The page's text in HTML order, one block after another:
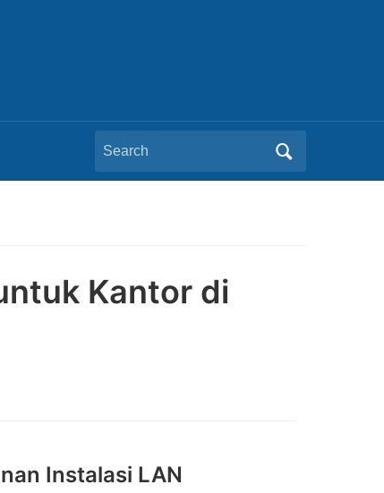
Search
for:
Kantor di
Instalasi LAN